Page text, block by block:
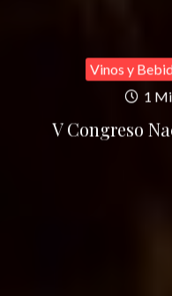
Vinos y
1
V Congreso